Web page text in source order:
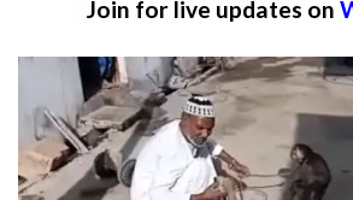
Join for live updates on